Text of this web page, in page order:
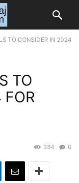
TO CONSIDER IN 2024
TO
0
384